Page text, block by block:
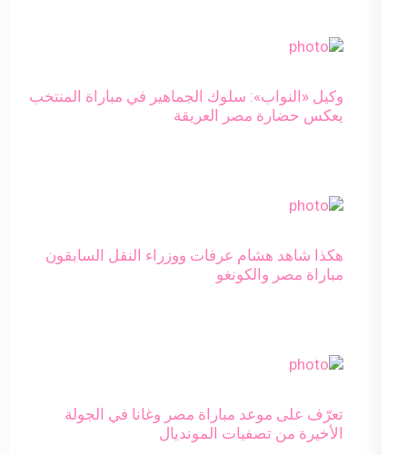
وكيل «النواب»: سلوك الجماهير في مباراة المنتخب
يعكس حضارة مصر العريقة
هكذا شاهد هشام عرفات ووزراء النقل السابقون
مباراة مصر والكونغو
تعرّف على موعد مباراة مصر وغانا في الجولة
الأخيرة من تصفيات المونديال